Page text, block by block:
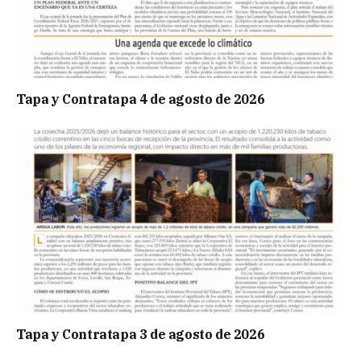
Tapa y Contratapa 4 de agosto de 2026
Tapa y Contratapa 3 de agosto de 2026